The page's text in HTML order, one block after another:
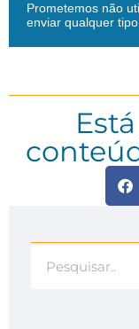
Prometemos não
enviar qualquer